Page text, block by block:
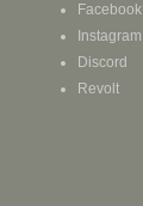
Facebook
Instagram
Discord
Revolt